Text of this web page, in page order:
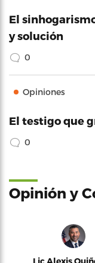
El
y solución
0
Opiniones
El testigo que
0
Opinión y
Lic Alexis